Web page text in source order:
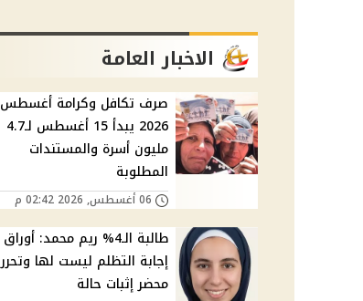
الاخبار العامة
صرف تكافل وكرامة أغسطس
2026 يبدأ 15 أغسطس لـ4.7
مليون أسرة والمستندات
المطلوبة
06 أغسطس, 2026 02:42 م
طالبة الـ4% ريم محمد: أوراق
إجابة التظلم ليست لها وتحرر
محضر إثبات حالة